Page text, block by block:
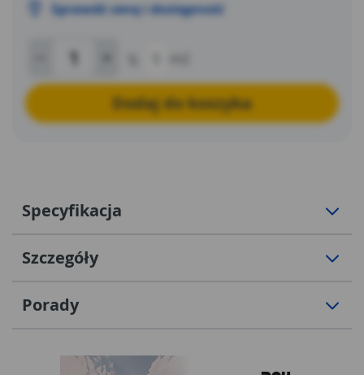
Sprawdź cenę i dostępność
Dodaj do koszyka
Specyfikacja
Szczegóły
Porady